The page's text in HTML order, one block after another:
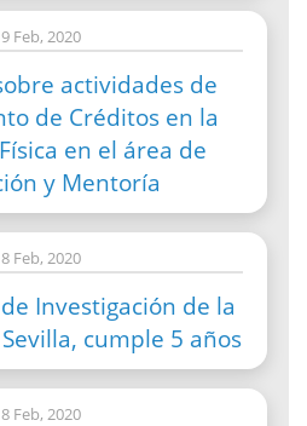
Feb, 2020
actividades de
de Créditos en la
en el área de
y Mentoría
Feb, 2020
Investigación de la
cumple 5 años
Feb, 2020